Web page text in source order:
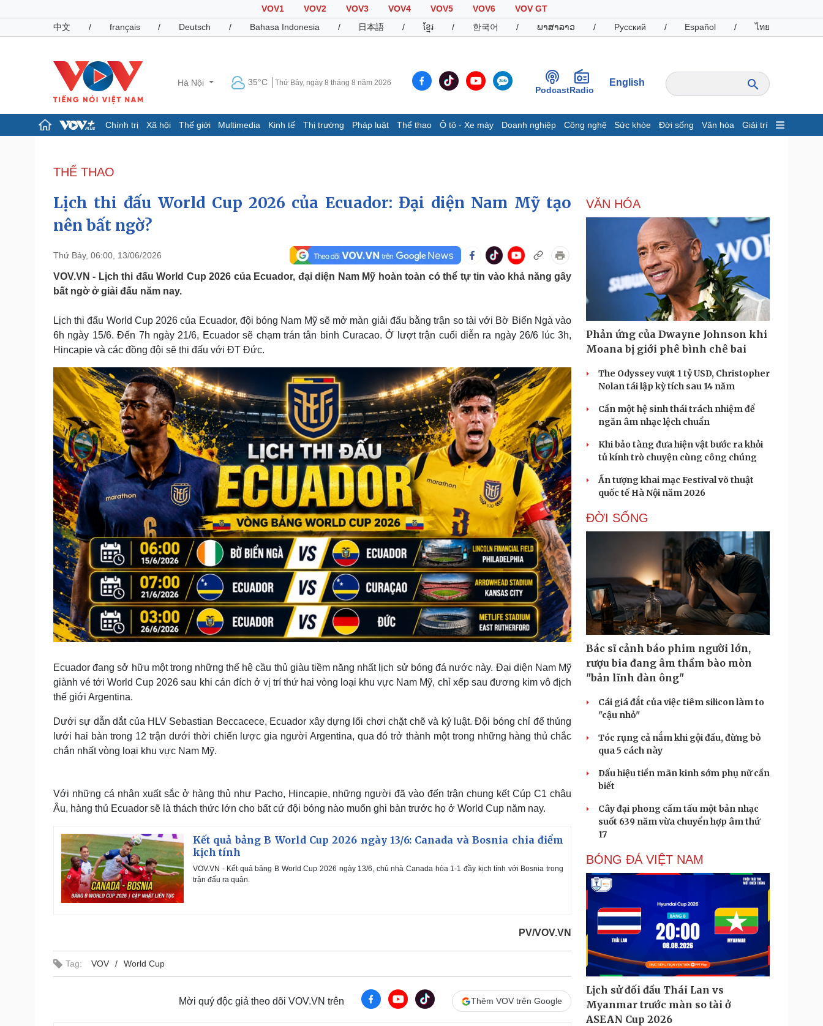
VOV1 VOV2 VOV3 VOV4 VOV5 VOV6
VOV GT
中文
/ français / Deutsch / Bahasa Indonesia / 日本語 / ខ្មែរ / 한국어 / ພາສາລາວ / Русский / Español / ไทย
Hà Nội 35°C Thứ Bảy, ngày 8 tháng 8 năm 2026
PodcastRadio
English
Chính trị Xã hội Thế giới Multimedia Kinh tế Thị trường Pháp luật Thể thao Ô tô - Xe máy Doanh nghiệp Công nghệ Sức khỏe Đời sống Văn hóa Giải trí
Đảng
Tổ chức nhân sự
Nhận diện sự thật
Dấu ấn VOV
Hồ sơ
Infographic
Giá cà phê
Pháp luật
Tin nóng
Tư vấn luật
Việt Nam
Phân tích
Thể thao
Lịch thi đấu bóng đá
Hậu trường
Ô tô - Xe máy
Xe máy
Doanh nghiệp
Doanh nghiệp 24h
Doanh nhân
Vì cộng đồng
Công nghệ
Sành điệu
Tin Công nghệ
Trải nghiệm
Chuyển đổi số
Sức khỏe
Dinh dưỡng - món ngon
Cây thuốc
Sản phụ khoa
Nhi khoa
Nam khoa
Làm đẹp - giảm cân
Phòng mạch online
Ăn sạch sống khỏe
Đời sống
Blog
Tình yêu - Gia đình
Văn hóa
Văn học
Âm nhạc
Di sản
Giải trí
Thời trang
Sao Việt
Du lịch
Săn Tour
check-in
Podcast
Đọc truyện đêm khuya
Cửa sổ tình yêu
Hạt giống tâm hồn
Cải chính
THỂ THAO
Lịch thi đấu World Cup 2026 của Ecuador: Đại diện Nam Mỹ tạo
nên bất ngờ?
Thứ Bảy, 06:00, 13/06/2026
VOV.VN - Lịch thi đấu World Cup 2026 của Ecuador, đại diện Nam Mỹ hoàn toàn có thể tự tin vào khả năng gây
bất ngờ ở giải đấu năm nay.
Lịch thi đấu World Cup 2026 của Ecuador, đội bóng Nam Mỹ sẽ mở màn giải đấu bằng trận so tài với Bờ Biển Ngà vào
6h ngày 15/6. Đến 7h ngày 21/6, Ecuador sẽ chạm trán tân binh Curacao. Ở lượt trận cuối diễn ra ngày 26/6 lúc 3h,
Hincapie và các đồng đội sẽ thi đấu với ĐT Đức.
Ecuador đang sở hữu một trong những thế hệ cầu thủ giàu tiềm năng nhất lịch sử bóng đá nước này. Đại diện Nam Mỹ
giành vé tới World Cup 2026 sau khi cán đích ở vị trí thứ hai vòng loại khu vực Nam Mỹ, chỉ xếp sau đương kim vô địch
thế giới Argentina.
Dưới sự dẫn dắt của HLV Sebastian Beccacece, Ecuador xây dựng lối chơi chặt chẽ và kỷ luật. Đội bóng chỉ để thủng
lưới hai bàn trong 12 trận dưới thời chiến lược gia người Argentina, qua đó trở thành một trong những hàng thủ chắc
chắn nhất vòng loại khu vực Nam Mỹ.
Với những cá nhân xuất sắc ở hàng thủ như Pacho, Hincapie, những người đã vào đến trận chung kết Cúp C1 châu
Âu, hàng thủ Ecuador sẽ là thách thức lớn cho bất cứ đội bóng nào muốn ghi bàn trước họ ở World Cup năm nay.
Kết quả bảng B World Cup 2026 ngày 13/6: Canada và Bosnia chia điểm
kịch tính
VOV.VN - Kết quả bảng B World Cup 2026 ngày 13/6, chủ nhà Canada hòa 1-1 đầy kịch tính với Bosnia trong
trận đấu ra quân.
PV/VOV.VN
Tag: VOV World Cup
Mời quý độc giả theo dõi VOV.VN trên Thêm VOV trên Google
VĂN HÓA
Phản ứng của Dwayne Johnson khi
Moana bị giới phê bình chê bai
The Odyssey vượt 1 tỷ USD, Christopher
Nolan tái lập kỳ tích sau 14 năm
Cần một hệ sinh thái trách nhiệm để
ngăn âm nhạc lệch chuẩn
Khi bảo tàng đưa hiện vật bước ra khỏi
tủ kính trò chuyện cùng công chúng
Ấn tượng khai mạc Festival võ thuật
quốc tế Hà Nội năm 2026
ĐỜI SỐNG
Bác sĩ cảnh báo phim người lớn,
rượu bia đang âm thầm bào mòn
"bản lĩnh đàn ông"
Cái giá đắt của việc tiêm silicon làm to
"cậu nhỏ"
Tóc rụng cả nắm khi gội đầu, đừng bỏ
qua 5 cách này
Dấu hiệu tiền mãn kinh sớm phụ nữ cần
biết
Cây đại phong cầm tấu một bản nhạc
suốt 639 năm vừa chuyển hợp âm thứ
17
BÓNG ĐÁ VIỆT NAM
Lịch sử đối đầu Thái Lan vs
Myanmar trước màn so tài ở
ASEAN Cup 2026